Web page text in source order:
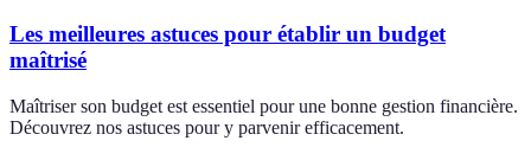
Les meilleures astuces pour établir un budget
maîtrisé
Maîtriser son budget est essentiel pour une bonne gestion financière.
Découvrez nos astuces pour y parvenir efficacement.